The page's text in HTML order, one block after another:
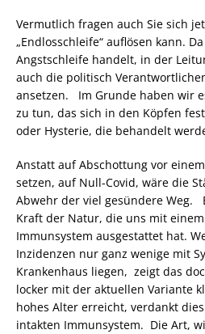
Vermutlich fragen auch Sie sich
„Endlosschleife“ auflösen kann.
Angstschleife handelt, in der
auch die politisch
ansetzen. Im Grunde haben wir
zu tun, das sich in den Köpfen
oder Hysterie, die behandelt
Anstatt auf Abschottung vor
setzen, auf Null-Covid, wäre die
Abwehr der viel gesündere Weg.
Kraft der Natur, die uns mit
Immunsystem ausgestattet hat.
Inzidenzen nur ganz wenige mit
Krankenhaus liegen, zeigt das
locker mit der aktuellen Variante
hohes Alter erreicht, verdankt
intakten Immunsystem. Die Art,